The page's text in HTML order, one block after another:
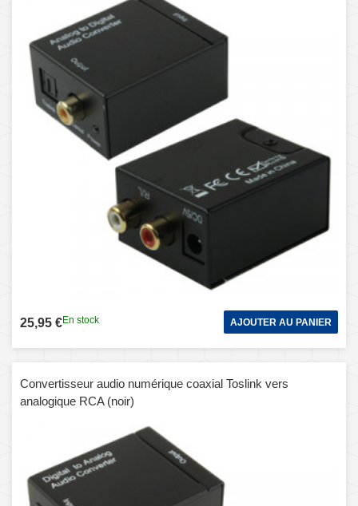
25,95 €En stock AJOUTER AU PANIER
Convertisseur audio numérique coaxial Toslink vers
analogique RCA (noir)